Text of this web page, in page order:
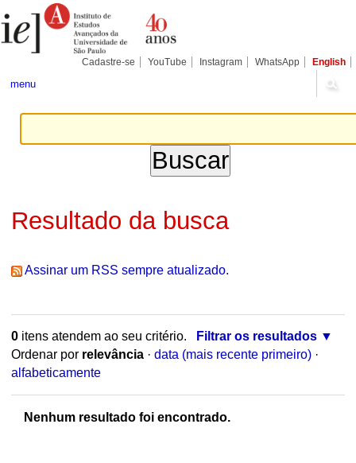
para
conteúdo.
Pessoais
Cadastre-se YouTube Instagram WhatsApp English
menu
Resultado da busca
Assinar um RSS sempre atualizado.
0itens atendem ao seu critério.
Filtrar os resultados
Ordenar por relevância · data (mais recente primeiro) ·
alfabeticamente
Nenhum resultado foi encontrado.